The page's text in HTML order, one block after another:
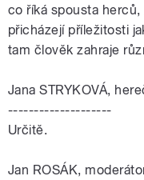
co říká spousta
přicházejí příležitosti
tam člověk zahraje
Jana STRYKOVÁ,
--------------------
Určitě.
Jan ROSÁK,